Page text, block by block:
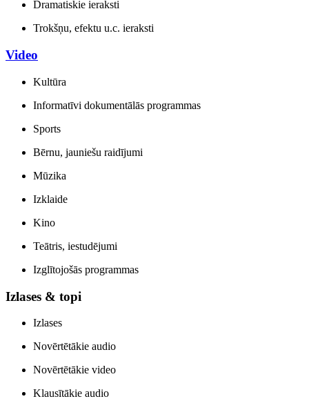
Dramatiskie ieraksti
Trokšņu, efektu u.c. ieraksti
Video
Kultūra
Informatīvi dokumentālās programmas
Sports
Bērnu, jauniešu raidījumi
Mūzika
Izklaide
Kino
Teātris, iestudējumi
Izglītojošās programmas
Izlases & topi
Izlases
Novērtētākie audio
Novērtētākie video
Klausītākie audio